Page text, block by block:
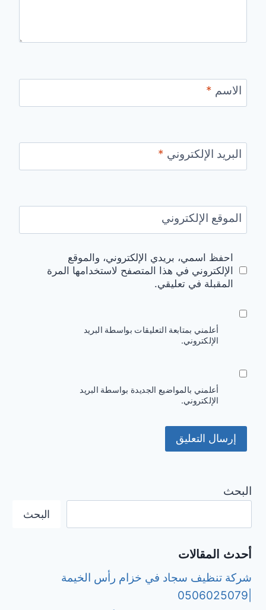
الاسم *
البريد الإلكتروني *
الموقع الإلكتروني
احفظ اسمي، بريدي الإلكتروني، والموقع
الإلكتروني في هذا المتصفح لاستخدامها المرة
المقبلة في تعليقي.
أعلمني بمتابعة التعليقات بواسطة البريد
الإلكتروني.
أعلمني بالمواضيع الجديدة بواسطة البريد
الإلكتروني.
البحث
البحث
أحدث المقالات
شركة تنظيف سجاد في خزام رأس الخيمة